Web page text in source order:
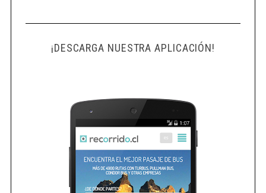
¡DESCARGA NUESTRA APLICACIÓN!